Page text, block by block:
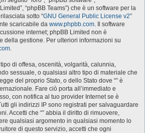
“phpBB Teams”) che è un software per la
sotto “GNU General Public License v2”
scaricabile da www.phpbb.com. Il software
internet; phpBB Limited non è
della gestione. Per ulteriori informazioni su
.
di offesa, oscenità, volgarità, calunnia,
sessuale, o qualsiasi altro tipo di materiale che
del proprio Stato, o dello Stato dove “” è
Fare ciò porta all’immediato e
con notifica al tuo provider Internet se è
gli indirizzi IP sono registrati per salvaguardare
Accetti che “” abbia il diritto di rimuovere,
qualsiasi argomento in qualsiasi momento lo
di questo servizio, accetti che ogni